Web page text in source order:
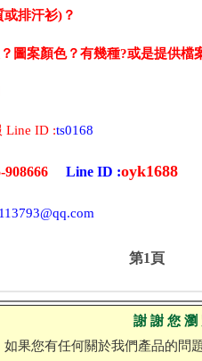
排汗衫)？
圖案顏色？有幾種?或是提供
Line ID :ts0168
908666 Line ID :oyk1688
第1頁
謝 謝 您 瀏
如果您有任何關於我們產品的問